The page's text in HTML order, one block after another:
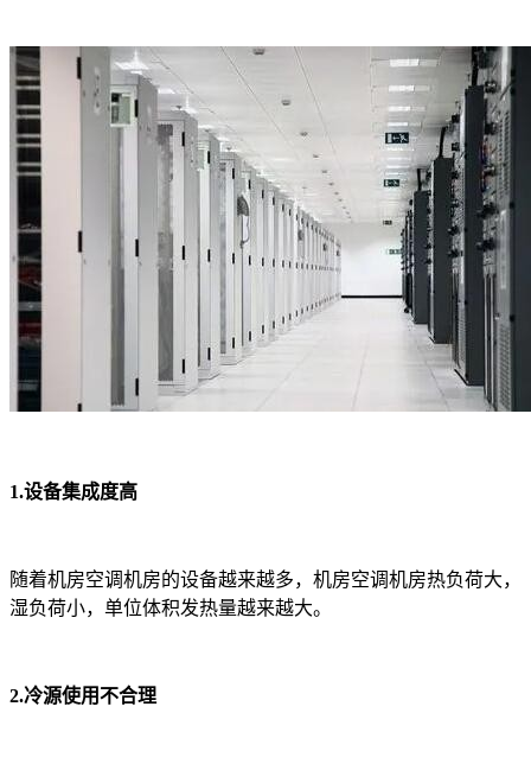
1.设备集成度高
随着机房空调机房的设备越来越多，机房空调机房热负荷大，
湿负荷小，单位体积发热量越来越大。
2.冷源使用不合理